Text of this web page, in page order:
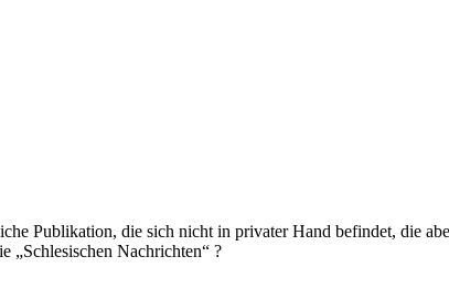
Publikation, die sich nicht in privater Hand befindet, die
„Schlesischen Nachrichten“ ?